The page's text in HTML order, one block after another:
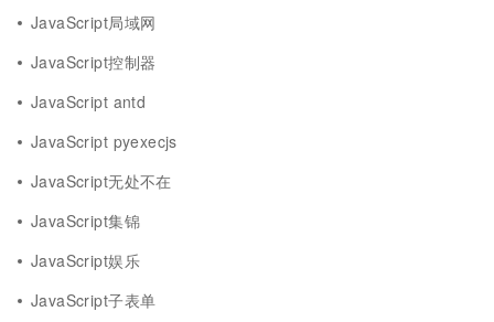
JavaScript局域网
JavaScript控制器
JavaScript antd
JavaScript pyexecjs
JavaScript无处不在
JavaScript集锦
JavaScript娱乐
JavaScript子表单